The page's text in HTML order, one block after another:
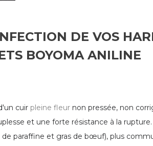
DE VOS
BOYOMA ANILINE
cuir pleine fleur non pressée, non
et une forte résistance à la
de paraffine et gras de bœuf), plus